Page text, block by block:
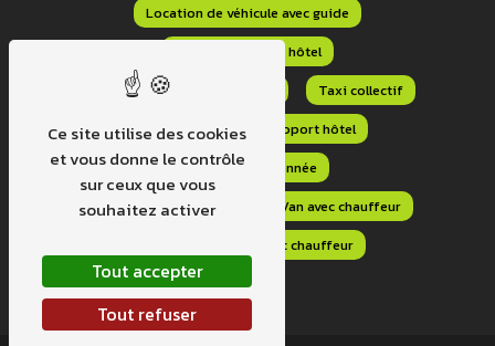
Location de véhicule avec guide
Navette aéroport hôtel
Transfert aéroport domicile
Taxi collectif
Transport navette aéroport hôtel
Transport randonnée
Transport sur mesure
Van avec chauffeur
Location minibus avec chauffeur
Ce site utilise des cookies
et vous donne le contrôle
sur ceux que vous
souhaitez activer
Tout accepter
Tout refuser